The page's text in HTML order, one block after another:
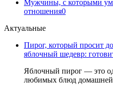
Мужчины, с которыми
отношения0
Актуальные
Пирог, который просит
яблочный шедевр:
Яблочный пирог — это
любимых блюд домашней